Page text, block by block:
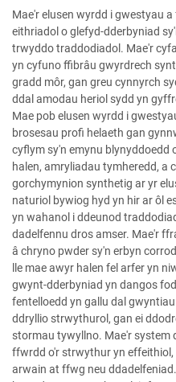
Mae'r elusen wyrdd i gwestyau
eithriadol o glefyd-dderbyniad
trwyddo traddodiadol. Mae'r
yn cyfuno ffibrâu gwyrdrech
gradd môr, gan greu cynnyrch
ddal amodau heriol sydd yn
Mae pob elusen wyrdd i
brosesau profi helaeth gan
cyflym sy'n emynu blynyddoedd
halen, amryliadau tymheredd, a
gorchymynion synthetig ar yr
naturiol bywiog hyd yn hir ar ôl
yn wahanol i ddeunod
dadelfennu dros amser. Mae'r
â chryno pwder sy'n erbyn
lle mae awyr halen fel arfer yn
gwynt-dderbyniad yn dangos
fentelloedd yn gallu dal
ddryllio strwythurol, gan ei
stormau tywyllno. Mae'r system
ffwrdd o'r strwythur yn
arwain at ffwg neu